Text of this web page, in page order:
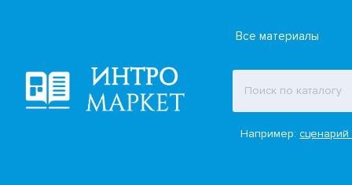
Все материалы
Например:сценарий